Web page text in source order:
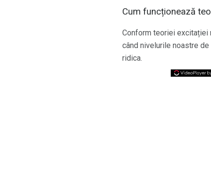
Cum funcționează
Conform teoriei excitației
când nivelurile noastre
ridica.